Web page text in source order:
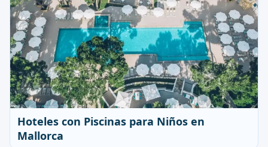
Hoteles con Piscinas para Niños en
Mallorca